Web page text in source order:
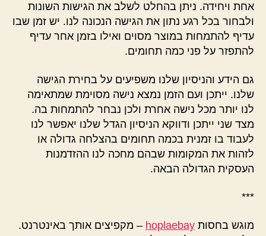
אחת ויחידה. ניתן בהחלט לשלב את הגישות השונות
ולבחור בכל רגע נתון את הגישה הנכונה לנו. יש זמן שבו
עדיף להתמחות במוצר מסוים ואילו בזמן אחר עדיף
להתפזר על פני כמה תחומים.
גם הידע והניסיון שלנו משפיעים על בחירת הגישה
שלנו. ייתכן ועם הזמן נמצא נישה מסוימת שמתאימה
לנו יותר מכל נישה אחרת ולכן נבחר להתמחות בה.
מצד שני ייתכן ודווקא הניסיון הגדל שלנו יאפשר לנו
לעבוד בו זמנית בכמה תחומים בהצלחה גדולה או
לזהות את המקומות שבהם מחכה לנו ההזדמנות
העסקית הגדולה הבאה.
***
מוגש בחסות hoplaebay – מקפיצים אותך באינטרנט.